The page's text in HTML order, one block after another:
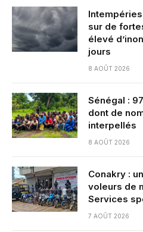
Intempéries
sur de
élevé
jours
8 AOÛT 2026
Sénégal :
dont de
interpellés
8 AOÛT 2026
Conakry :
voleurs de
Services
7 AOÛT 2026